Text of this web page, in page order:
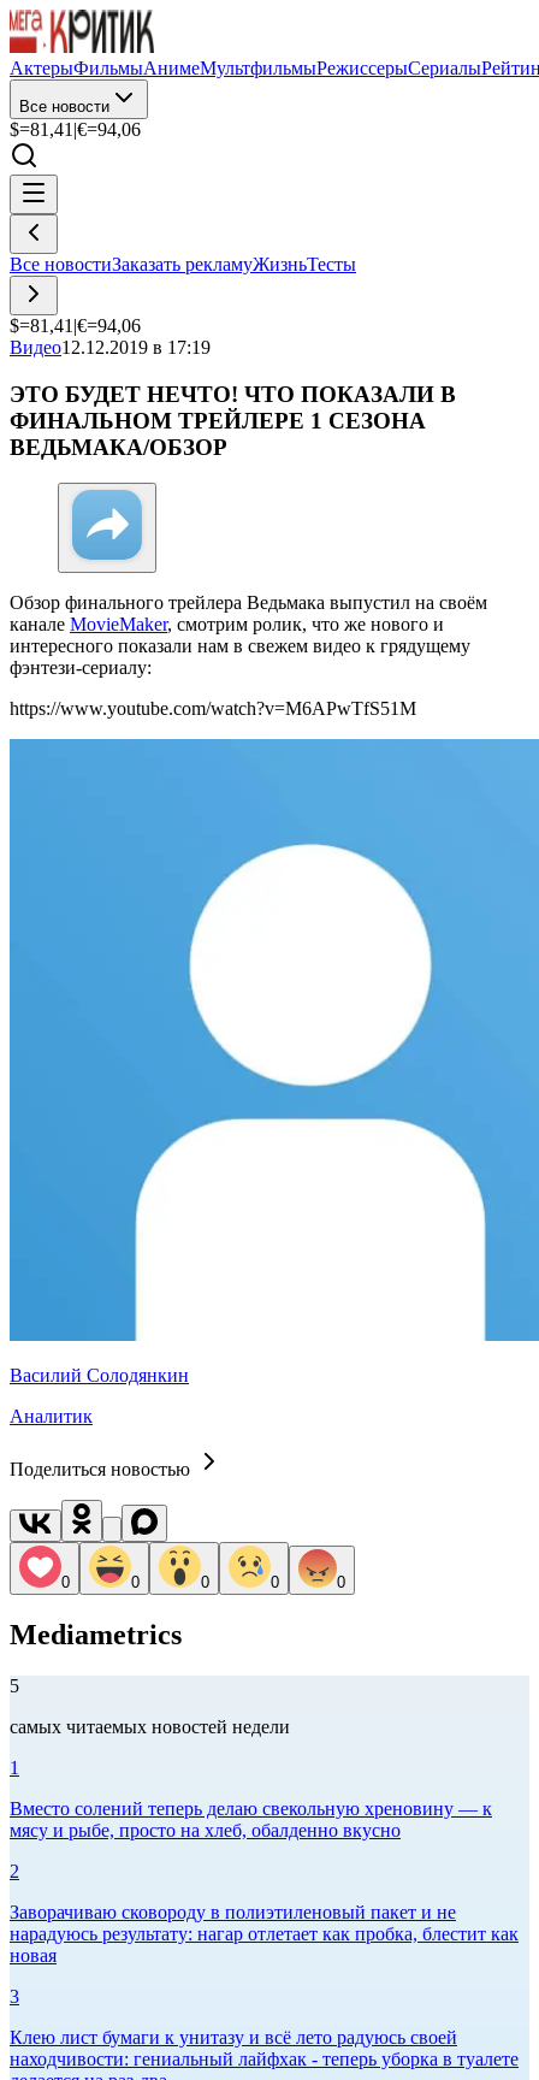
АктерыФильмыАнимеМультфильмыРежиссерыСериалы
Все новости
$=81,41 |€=94,06
Все новостиЗаказать рекламуЖизньТесты
$=81,41 |€=94,06
Видео12.12.2019 в 17:19
ЭТО БУДЕТ НЕЧТО! ЧТО ПОКАЗАЛИ В
ФИНАЛЬНОМ ТРЕЙЛЕРЕ 1 СЕЗОНА
ВЕДЬМАКА/ОБЗОР
Обзор финального трейлера Ведьмака выпустил на своём
канале MovieMaker, смотрим ролик, что же нового и
интересного показали нам в свежем видео к грядущему
фэнтези-сериалу:
https://www.youtube.com/watch?v=M6APwTfS51M
Василий Солодянкин
Аналитик
Поделиться новостью
0 0 0 0 0
Mediametrics
5
самых читаемых новостей недели
1
Вместо солений теперь делаю свекольную хреновину — к
мясу и рыбе, просто на хлеб, обалденно вкусно
2
Заворачиваю сковороду в полиэтиленовый пакет и не
нарадуюсь результату: нагар отлетает как пробка, блестит как
новая
3
Клею лист бумаги к унитазу и всё лето радуюсь своей
находчивости: гениальный лайфхак - теперь уборка в туалете